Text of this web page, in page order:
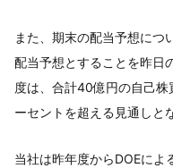
また、期末の配当予想に
配当予想とすることを昨日
度は、合計40億円の自己
ーセントを超える見通しと
当社は昨年度からDOEによ